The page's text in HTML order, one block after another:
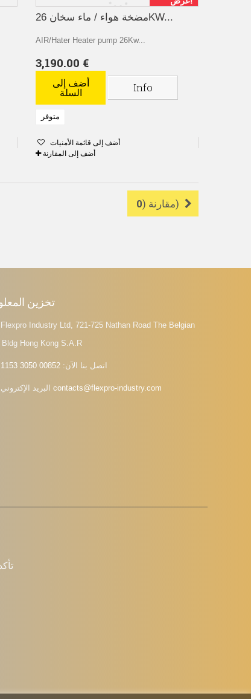
مضخة هواء / ماء سخان 26KW...
AIR/Hater Heater pump 26Kw...
3,190.00 €
أضف إلى
السلة Info
متوفر
أضف إلى قائمة الأمنيات
أضف إلى المقارنة
مقارنة (0 )
تخزين
Flexpro Industry Ltd, 721-725 Nathan Road The Belgian
Bldg Hong Kong S.A.R
اتصل بنا الآن:00852 3050 1153
contacts@flexpro-industry.com